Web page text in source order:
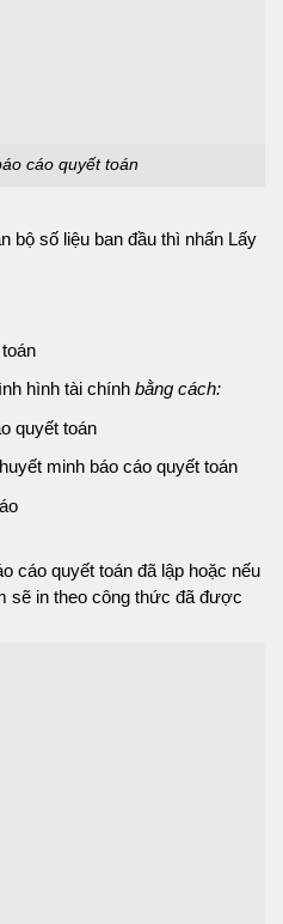
cáo quyết toán
bộ số liệu ban đầu thì nhấn Lấy
hình tài chính bằng cách:
quyết toán
minh báo cáo quyết toán
cáo quyết toán đã lập hoặc nếu
sẽ in theo công thức đã được